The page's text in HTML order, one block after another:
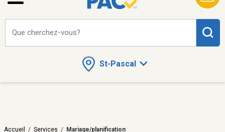
St-Pascal
Que cherchez-vous?
Accueil / Services / Mariage/planification